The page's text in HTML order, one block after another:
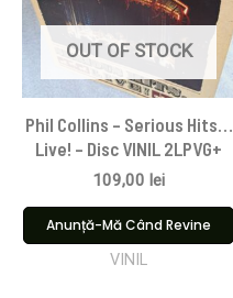
OUT OF STOCK
Phil Collins – Serious Hits…
Live! – Disc VINIL 2LPVG+
109,00 lei
Anunță-Mă Când Revine
VINIL